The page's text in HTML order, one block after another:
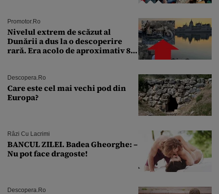
Promotor.ro
Nivelul extrem de scăzut al
Dunării a dus la o descoperire
rară. Era acolo de aproximativ 80
Descopera.ro
Care este cel mai vechi pod din
Europa?
Râzi Cu Lacrimi
BANCUL ZILEI. Badea Gheorghe: –
Nu pot face dragoste!
Descopera.ro